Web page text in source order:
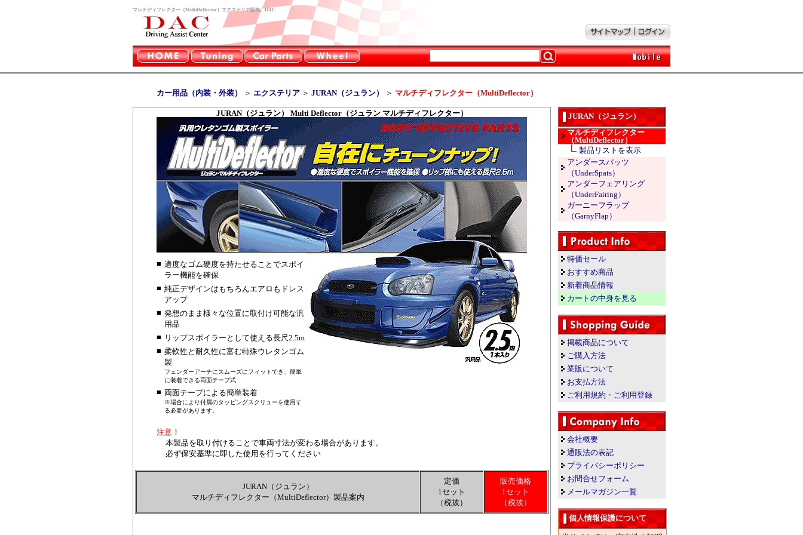
マルチディフレクター（MultiDeflector）エクステリア販売。DAC
カー用品（内装・外装） ＞ エクステリア ＞ JURAN（ジュラン） ＞ マルチディフレクター（MultiDeflector）
JURAN（ジュラン） Multi Deflector（ジュラン マルチディフレクター）
■ 適度なゴム硬度を持たせることでスポイ
ラー機能を確保
■ 純正デザインはもちろんエアロもドレス
アップ
■ 発想のまま様々な位置に取付け可能な汎
用品
■ リップスポイラーとして使える長尺2.5m
■ 柔軟性と耐久性に富む特殊ウレタンゴム
製
フェンダーアーチにスムーズにフィットでき、簡単
に装着できる両面テープ式
■ 両面テープによる簡単装着
※場合により付属のタッピングスクリューを使用す
る必要があります。
注意！
本製品を取り付けることで車両寸法が変わる場合があります。
必ず保安基準に即した使用を行ってください
JURAN（ジュラン）
マルチディフレクター（MultiDeflector）製品案内
定価
1セット
（税抜）
販売価格
1セット
（税抜）
JURAN（ジュラン）
マルチディフレクター
（MultiDeflector）
製品リストを表示
アンダースパッツ
（UnderSpats）
アンダーフェアリング
（UnderFairing）
ガーニーフラップ
（GarnyFlap）
特価セール
おすすめ商品
新着商品情報
カートの中身を見る
掲載商品について
ご購入方法
業販について
お支払方法
ご利用規約・ご利用登録
会社概要
通販法の表記
プライバシーポリシー
お問合せフォーム
メールマガジン一覧
個人情報保護について